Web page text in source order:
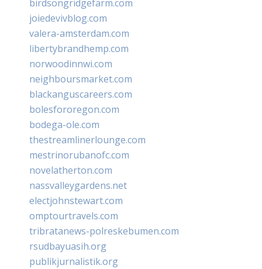
birdsongridgefarm.com
joiedevivblog.com
valera-amsterdam.com
libertybrandhemp.com
norwoodinnwi.com
neighboursmarket.com
blackanguscareers.com
bolesfororegon.com
bodega-ole.com
thestreamlinerlounge.com
mestrinorubanofc.com
novelatherton.com
nassvalleygardens.net
electjohnstewart.com
omptourtravels.com
tribratanews-polreskebumen.com
rsudbayuasih.org
publikjurnalistik.org